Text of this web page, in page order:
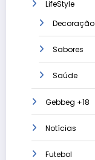
LifeStyle
Decoração
Sabores
Saúde
Gebbeg +18
Notícias
Futebol